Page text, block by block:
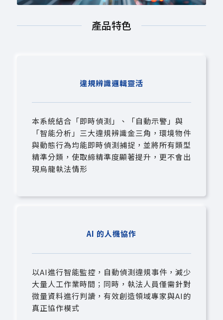
產品特色
違規辨識邏輯靈活
本系統結合「即時偵測」、「自動示警」與
「智能分析」三大違規辨識金三角，環境物件
與動態行為均能即時偵測捕捉，並將所有類型
精準分類，使取締精準度顯著提升，更不會出
現烏龍執法情形
AI 的人機協作
以AI進行智能監控，自動偵測違規事件，減少
大量人工作業時間；同時，執法人員僅需針對
微量資料進行判讀，有效創造領域專家與AI的
真正協作模式